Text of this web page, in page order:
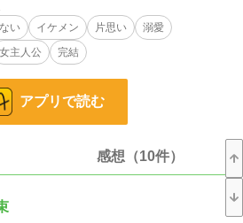
ンスト。
男だった。
ークと結ばれると思っていたメルティアだが、
ないお化粧をしたり、着飾ったりしてみたけれ
アはジークの幸せのためにジーク離れをはじめる
かなくて……？
い イケメン 片思い
溺愛
女主人公 完結
アプリで読む
感想（10件）